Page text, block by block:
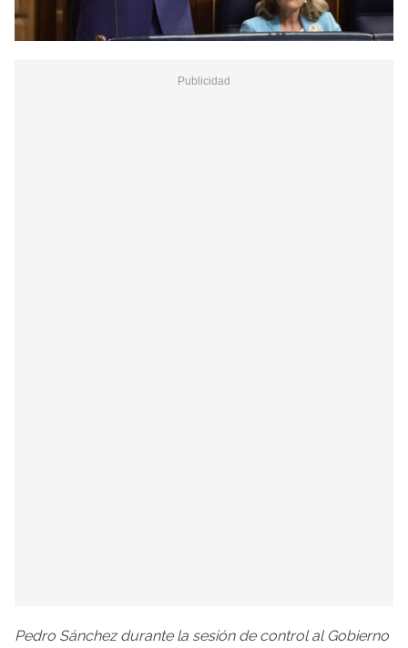
Pedro Sánchez durante la sesión de control al Gobierno